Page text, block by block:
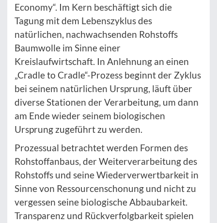
Economy“. Im Kern beschäftigt sich die
Tagung mit dem Lebenszyklus des
natürlichen, nachwachsenden Rohstoffs
Baumwolle im Sinne einer
Kreislaufwirtschaft. In Anlehnung an einen
„Cradle to Cradle“-Prozess beginnt der Zyklus
bei seinem natürlichen Ursprung, läuft über
diverse Stationen der Verarbeitung, um dann
am Ende wieder seinem biologischen
Ursprung zugeführt zu werden.
Prozessual betrachtet werden Formen des
Rohstoffanbaus, der Weiterverarbeitung des
Rohstoffs und seine Wiederverwertbarkeit in
Sinne von Ressourcenschonung und nicht zu
vergessen seine biologische Abbaubarkeit.
Transparenz und Rückverfolgbarkeit spielen